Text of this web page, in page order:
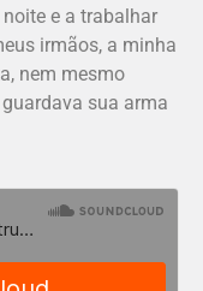
e a trabalhar
irmãos, a minha
nem mesmo
sua arma